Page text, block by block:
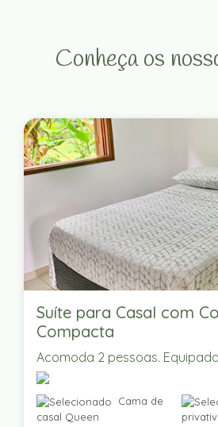
Conheça os
Suíte para Casal com
Compacta
Acomoda 2 pessoas.
Cama de
casal Queen